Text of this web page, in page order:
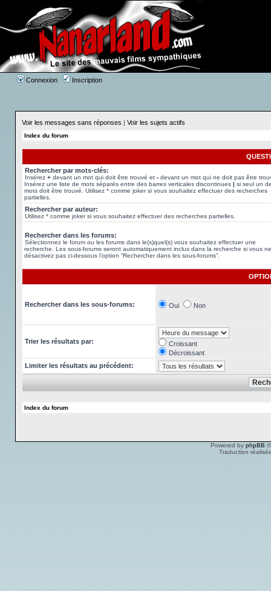
Connexion Inscription
Voir les messages sans réponses | Voir les sujets actifs
Index du forum
Rechercher par mots-clés:
Insérez + devant un mot qui doit être trouvé et - devant un mot qui ne doit pas être
Insérez une liste de mots séparés entre des barres verticales discontinues | si seul un
mots doit être trouvé. Utilisez * comme joker si vous souhaitez effectuer des recherches
partielles.
Rechercher par auteur:
Utilisez * comme joker si vous souhaitez effectuer des recherches partielles.
Rechercher dans les forums:
Sélectionnez le forum ou les forums dans le(s)quel(s) vous souhaitez effectuer une
recherche. Les sous-forums seront automatiquement inclus dans la recherche si vous ne
désactivez pas ci-dessous l’option “Rechercher dans les sous-forums”.
Rechercher dans les sous-forums: Oui Non
Trier les résultats par:
Croissant
Décroissant
Limiter les résultats au précédent:
Index du forum
Powered by phpBB
Traduction